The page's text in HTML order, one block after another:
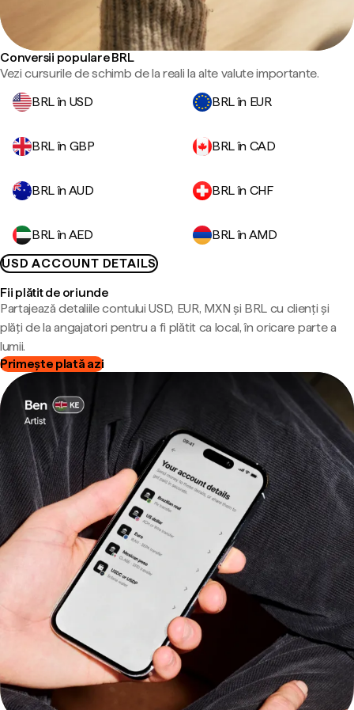
Conversii populare BRL
Vezi cursurile de schimb de la reali la alte valute importante.
BRL în USD
BRL în EUR
BRL în GBP BRL în CAD
BRL în AUD BRL în CHF
BRL în AED
BRL în AMD
USD ACCOUNT DETAILS
Fii plătit de oriunde
Partajează detaliile contului USD, EUR, MXN și BRL cu clienți și
plăți de la angajatori pentru a fi plătit ca local, în oricare parte a
lumii.
Primește plată azi